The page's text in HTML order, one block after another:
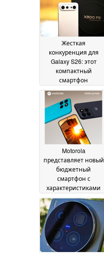
Жесткая
конкуренция для
Galaxy S26: этот
компактный
смартфон
впечатляет своими
камерами и
временем
автономной работы
08 July 2026
Motorola
представляет новый
бюджетный
смартфон с
характеристиками
Moto G8712 June 2026